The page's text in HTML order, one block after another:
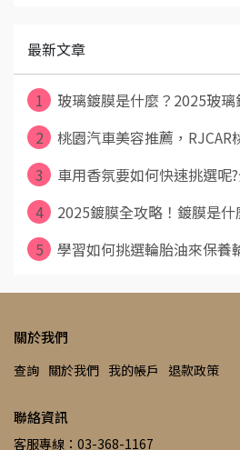
最新文章
1
玻璃鍍膜是什麼？2025玻
2
桃園汽車美容推薦，
3
車用香氛要如何快速挑選
4
2025鍍膜全攻略！鍍膜是
5
學習如何挑選輪胎油來保養
關於我們
查詢 關於我們 我的帳戶 退款政策
聯絡資訊
客服專線：03-368-1167